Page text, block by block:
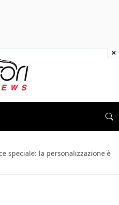
speciale: la personalizzazione è
×